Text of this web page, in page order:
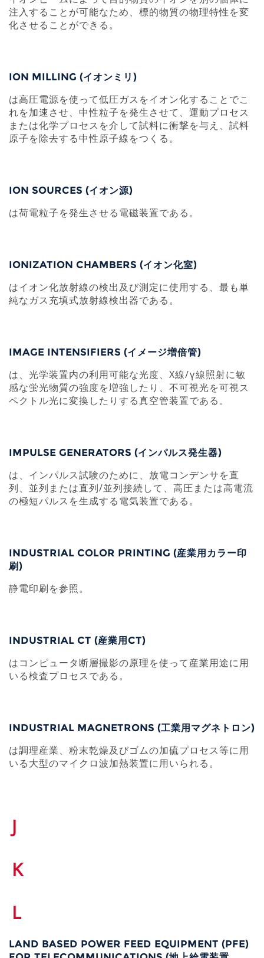
注入することが可能なため、標的物質の物理特性を変
化させることができる。
ION MILLING (イオンミリ)
は高圧電源を使って低圧ガスをイオン化することでこ
れを加速させ、中性粒子を発生させて、運動プロセス
または化学プロセスを介して試料に衝撃を与え、試料
原子を除去する中性原子線をつくる。
ION SOURCES (イオン源)
は荷電粒子を発生させる電磁装置である。
IONIZATION CHAMBERS (イオン化室)
はイオン化放射線の検出及び測定に使用する、最も単
純なガス充填式放射線検出器である。
IMAGE INTENSIFIERS (イメージ増倍管)
は、光学装置内の利用可能な光度、X線/γ線照射に敏
感な蛍光物質の強度を増強したり、不可視光を可視ス
ペクトル光に変換したりする真空管装置である。
IMPULSE GENERATORS (インパルス発生器)
は、インパルス試験のために、放電コンデンサを直
列、並列または直列/並列接続して、高圧または高電流
の極短パルスを生成する電気装置である。
INDUSTRIAL COLOR PRINTING (産業用カラー印
刷)
静電印刷を参照。
INDUSTRIAL CT (産業用CT)
はコンピュータ断層撮影の原理を使って産業用途に用
いる検査プロセスである。
INDUSTRIAL MAGNETRONS (工業用マグネトロン)
は調理産業、粉末乾燥及びゴムの加硫プロセス等に用
いる大型のマイクロ波加熱装置に用いられる。
J
K
L
LAND BASED POWER FEED EQUIPMENT (PFE)